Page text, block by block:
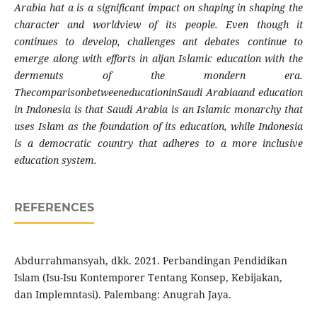
Arabia hat a is a significant impact on shaping in shaping the
character and worldview of its people. Even though it
continues to develop, challenges ant debates continue to
emerge along with efforts in aljan Islamic education with the
dermenuts of the mondern era.
ThecomparisonbetweeneducationinSaudi Arabiaand education
in Indonesia is that Saudi Arabia is an Islamic monarchy that
uses Islam as the foundation of its education, while Indonesia
is a democratic country that adheres to a more inclusive
education system.
REFERENCES
Abdurrahmansyah, dkk. 2021. Perbandingan Pendidikan
Islam (Isu-Isu Kontemporer Tentang Konsep, Kebijakan,
dan Implemntasi). Palembang: Anugrah Jaya.